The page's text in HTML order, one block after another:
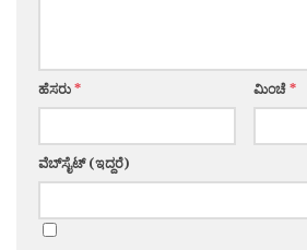
ಹೆಸರು* ಮಿಂಚೆ*
ವೆಬ್‌ಸೈಟ್ (ಇದ್ದರೆ)